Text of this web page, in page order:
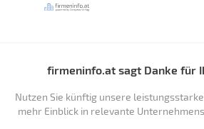
firmeninfo.at sagt Danke für
Nutzen Sie künftig unsere
mehr Einblick in relevante